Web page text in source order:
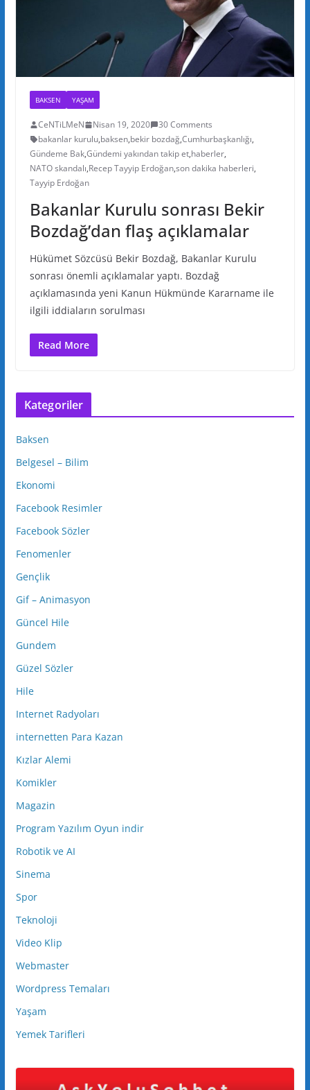
BAKSEN YAŞAM
CeNTiLMeN Nisan 19, 2020
30 Comments
bakanlar kurulu,baksen,bekir bozdağ,Cumhurbaşkanlığı,
Gündeme Bak,Gündemi yakından takip et,haberler,
NATO skandalı,Recep Tayyip Erdoğan,son dakika haberleri,
Tayyip Erdoğan
Bakanlar Kurulu sonrası Bekir
Bozdağ’dan flaş açıklamalar
Hükümet Sözcüsü Bekir Bozdağ, Bakanlar Kurulu
sonrası önemli açıklamalar yaptı. Bozdağ
açıklamasında yeni Kanun Hükmünde Kararname ile
ilgili iddiaların sorulması
Read More
Kategoriler
Baksen
Belgesel – Bilim
Ekonomi
Facebook Resimler
Facebook Sözler
Fenomenler
Gençlik
Gif – Animasyon
Güncel Hile
Gundem
Güzel Sözler
Hile
Internet Radyoları
internetten Para Kazan
Kızlar Alemi
Komikler
Magazin
Program Yazılım Oyun indir
Robotik ve AI
Sinema
Spor
Teknoloji
Video Klip
Webmaster
Wordpress Temaları
Yaşam
Yemek Tarifleri